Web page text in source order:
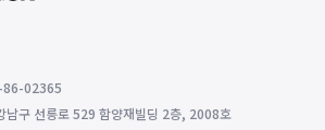
86-02365
남구 선릉로 529 함양재빌딩 2층, 2008호